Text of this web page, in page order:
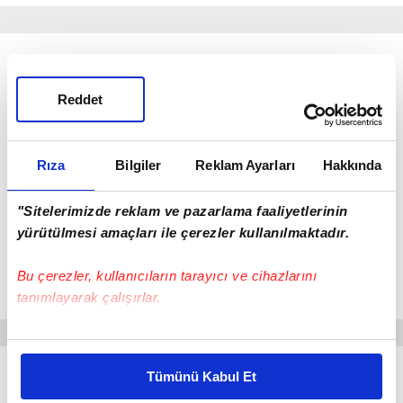
Rıza Bilgiler Reklam Ayarları Hakkında
"Sitelerimizde reklam ve pazarlama faaliyetlerinin
yürütülmesi amaçları ile çerezler kullanılmaktadır.
Bu çerezler, kullanıcıların tarayıcı ve cihazlarını
tanımlayarak çalışırlar.
Bu çerezlere izin vermeniz halinde sizlere özel
daha iyi reklam deneyimi yaşatabiliriz. Bunu yaparken
Tümünü Kabul Et
Reddet
Rick van Drongelen bu sezon 47 maça çıktı